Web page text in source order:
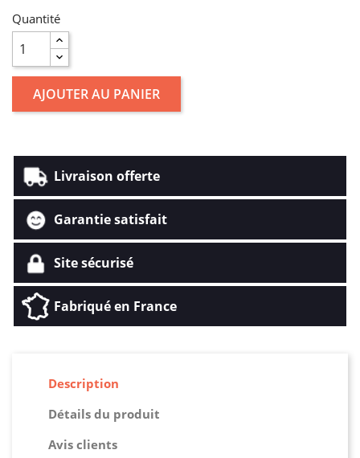
Quantité
AJOUTER AU PANIER
Livraison offerte
Garantie satisfait
Site sécurisé
Fabriqué en France
Description
Détails du produit
Avis clients